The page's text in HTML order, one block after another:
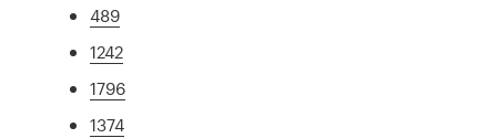
489
1242
1796
1374